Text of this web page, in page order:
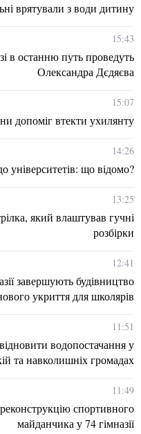
врятували з води дитину
15:43
в останню путь проведуть
Олександра Дєдяєва
15:07
допоміг втекти ухилянту
14:26
що відомо?
13:25
який влаштував гучні
розбірки
12:41
завершують будівництво
укриття для школярів
11:51
водопостачання у
та навколишніх громадах
11:49
спортивного
майданчика у 74 гімназії